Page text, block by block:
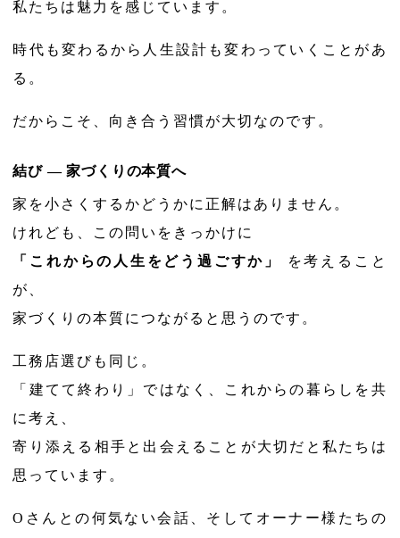
私たちは魅力を感じています。
時代も変わるから人生設計も変わっていくことがあ
る。
だからこそ、向き合う習慣が大切なのです。
結び ― 家づくりの本質へ
家を小さくするかどうかに正解はありません。
けれども、この問いをきっかけに
「これからの人生をどう過ごすか」
を考えること
が、
家づくりの本質につながると思うのです。
工務店選びも同じ。
「建てて終わり」ではなく、これからの暮らしを共
に考え、
寄り添える相手と出会えることが大切だと私たちは
思っています。
Oさんとの何気ない会話、そしてオーナー様たちの